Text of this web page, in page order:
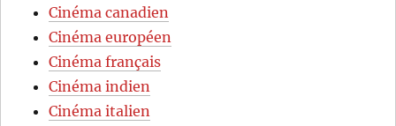
Cinéma canadien
Cinéma européen
Cinéma français
Cinéma indien
Cinéma italien